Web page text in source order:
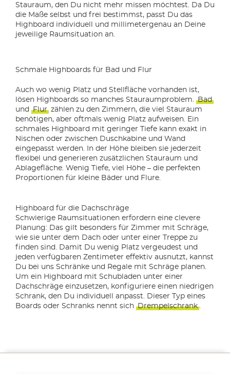
Stauraum, den Du nicht mehr missen möchtest. Da Du
die Maße selbst und frei bestimmst, passt Du das
Highboard individuell und millimetergenau an Deine
jeweilige Raumsituation an.
Schmale Highboards für Bad und Flur
Auch wo wenig Platz und Stellfläche vorhanden ist,
lösen Highboards so manches Stauraumproblem. Bad
und Flur zählen zu den Zimmern, die viel Stauraum
benötigen, aber oftmals wenig Platz aufweisen. Ein
schmales Highboard mit geringer Tiefe kann exakt in
Nischen oder zwischen Duschkabine und Wand
eingepasst werden. In der Höhe bleiben sie jederzeit
flexibel und generieren zusätzlichen Stauraum und
Ablagefläche. Wenig Tiefe, viel Höhe – die perfekten
Proportionen für kleine Bäder und Flure.
Highboard für die Dachschräge
Schwierige Raumsituationen erfordern eine clevere
Planung: Das gilt besonders für Zimmer mit Schräge,
wie sie unter dem Dach oder unter einer Treppe zu
finden sind. Damit Du wenig Platz vergeudest und
jeden verfügbaren Zentimeter effektiv ausnutzt, kannst
Du bei uns Schränke und Regale mit Schräge planen.
Um ein Highboard mit Schubladen unter einer
Dachschräge einzusetzen, konfiguriere einen niedrigen
Schrank, den Du individuell anpasst. Dieser Typ eines
Boards oder Schranks nennt sich Drempelschrank .